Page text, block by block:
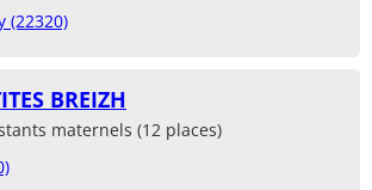
(22320)
BREIZH
maternels (12 places)